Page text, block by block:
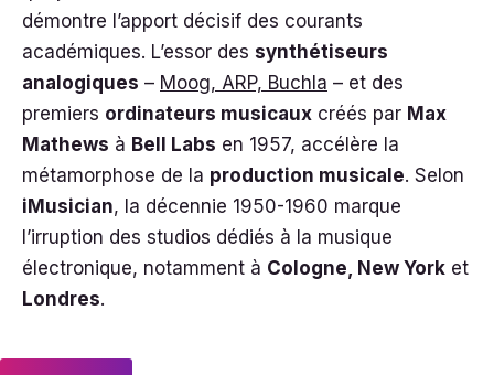
démontre l’apport décisif des courants
académiques. L’essor des synthétiseurs
analogiques – Moog, ARP, Buchla – et des
premiers ordinateurs musicaux créés par Max
Mathews à Bell Labs en 1957, accélère la
métamorphose de la production musicale. Selon
iMusician, la décennie 1950-1960 marque
l’irruption des studios dédiés à la musique
électronique, notamment à Cologne, New York et
Londres.